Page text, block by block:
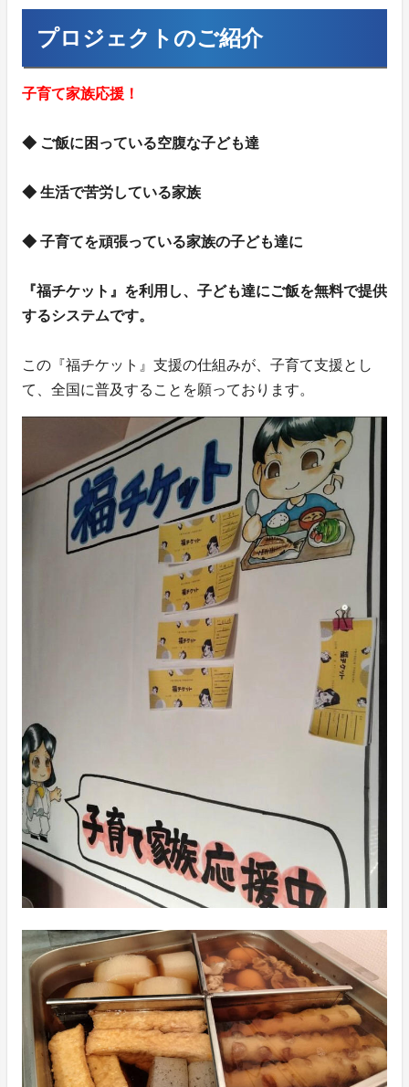
プロジェクトのご紹介
子育て家族応援！
◆ ご飯に困っている空腹な子ども達
◆ 生活で苦労している家族
◆ 子育てを頑張っている家族の子ども達に
『福チケット』を利用し、子ども達にご飯を無料で提供
するシステムです。
この『福チケット』支援の仕組みが、子育て支援とし
て、全国に普及することを願っております。